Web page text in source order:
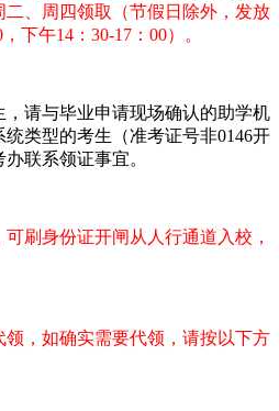
二、周四领取（节假日除外，发放
下午14：30-17：00）。
请与毕业申请现场确认的助学机
类型的考生（准考证号非0146开
联系领证事宜。
刷身份证开闸从人行通道入校，
，如确实需要代领，请按以下方